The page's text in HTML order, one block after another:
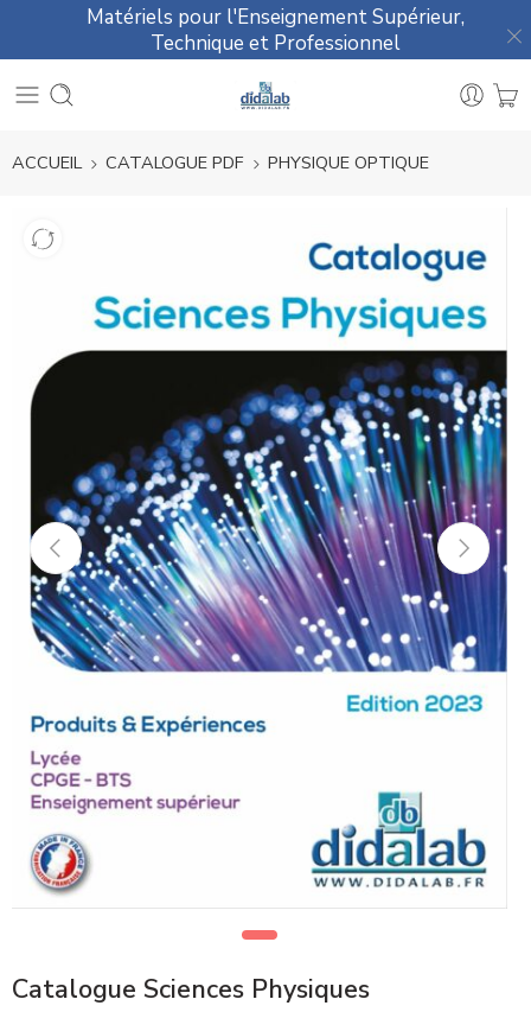
Matériels pour l'Enseignement Supérieur,
Technique et Professionnel
ACCUEIL CATALOGUE PDF PHYSIQUE OPTIQUE
Catalogue Sciences Physiques